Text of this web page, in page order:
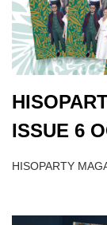
ISSUE 6
HISOPARTY